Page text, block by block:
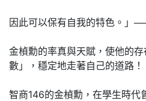
因此可以保有自我的特色。」
金楨勳的率真與天賦，使他的
數」，穩定地走著自己的道路！
智商146的金楨勳，在學生時代